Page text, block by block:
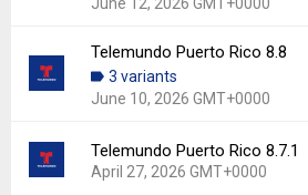
Version:
8.8.1
Uploaded:
June 12, 2026 at
51.73 MB
Telemundo Puerto Rico 8.8
3 variants
June 10, 2026 GMT+0000
Version:
8.8
Uploaded:
June 10, 2026 at
Telemundo Puerto Rico 8.7.1
April 27, 2026 GMT+0000